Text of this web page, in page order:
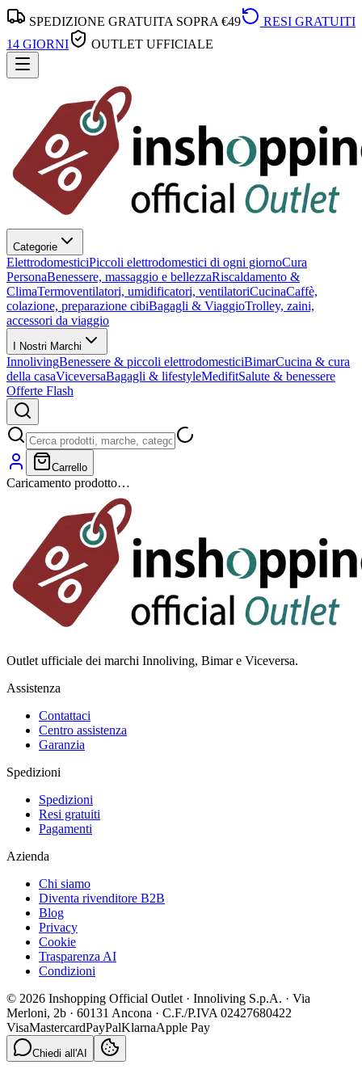
SPEDIZIONE GRATUITA SOPRA €49
RESI GRATUITI
14 GIORNI
OUTLET UFFICIALE
Categorie
ElettrodomesticiPiccoli elettrodomestici di ogni giornoCura
PersonaBenessere, massaggio e bellezzaRiscaldamento &
ClimaTermoventilatori, umidificatori, ventilatoriCucinaCaffè,
colazione, preparazione cibiBagagli & ViaggioTrolley, zaini,
accessori da viaggio
I Nostri Marchi
InnolivingBenessere & piccoli elettrodomesticiBimarCucina & cura
della casaViceversaBagagli & lifestyleMedifitSalute & benessere
Offerte Flash
Carrello
Caricamento prodotto…
Outlet ufficiale dei marchi Innoliving, Bimar e Viceversa.
Assistenza
Contattaci
Centro assistenza
Garanzia
Spedizioni
Spedizioni
Resi gratuiti
Pagamenti
Azienda
Chi siamo
Diventa rivenditore B2B
Blog
Privacy
Cookie
Trasparenza AI
Condizioni
© 2026 Inshopping Official Outlet · Innoliving S.p.A. · Via
Merloni, 2b · 60131 Ancona · C.F./P.IVA 02427680422
VisaMastercardPayPalKlarnaApple Pay
Chiedi all'AI